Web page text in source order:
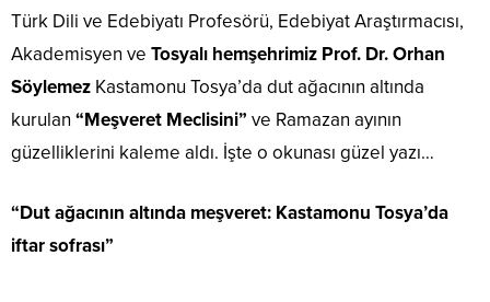
Türk Dili ve Edebiyatı Profesörü, Edebiyat Araştırmacısı,
Akademisyen ve Tosyalı hemşehrimiz Prof. Dr. Orhan
Söylemez Kastamonu Tosya’da dut ağacının altında
kurulan “Meşveret Meclisini” ve Ramazan ayının
güzelliklerini kaleme aldı. İşte o okunası güzel yazı…
“Dut ağacının altında meşveret: Kastamonu Tosya’da
iftar sofrası”